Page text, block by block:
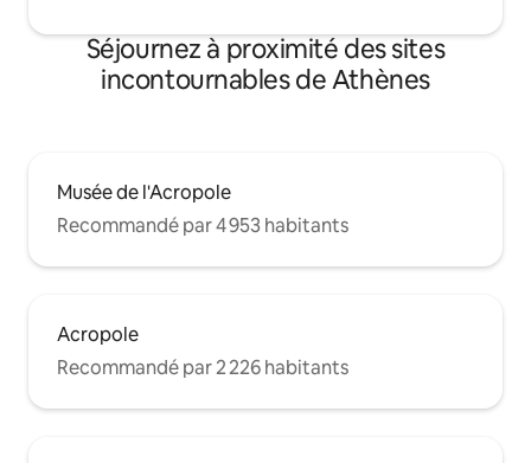
Séjournez à proximité des sites
incontournables de Athènes
Musée de l'Acropole
Recommandé par 4 953 habitants
Acropole
Recommandé par 2 226 habitants